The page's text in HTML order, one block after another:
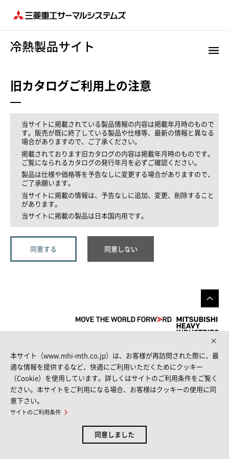
旧カタログご利用上の注意
当サイトに掲載されている製品情報の内容は掲載年月時のもので
す。販売が既に終了している製品や仕様等、最新の情報と異なる
場合がありますので、ご了承ください。
掲載されております旧カタログの内容は掲載年月時のものです。
ご覧になられるカタログの発行年月を必ずご確認ください。
製品は仕様や価格等を予告なしに変更する場合がありますので、
ご了承願います。
当サイトに掲載の情報は、予告なしに追加、変更、削除すること
があります。
当サイトに掲載の製品は日本国内用です。
FOLLOW US
© MITSUBISHI HEAVY INDUSTRIES THERMAL SYSTEMS, LTD.
本サイト（www.mhi-mth.co.jp）は、お客様が再訪問された際に、最
適な情報を提供するなど、快適にご利用いただくためにクッキー
（Cookie）を使用しています。詳しくはサイトのご利用条件をご覧く
ださい。本サイトをご利用になる場合、お客様はクッキーの使用に同
意下さい。
サイトのご利用条件
同意しました